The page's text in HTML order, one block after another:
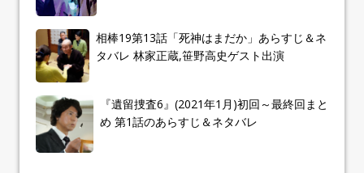
相棒19第13話「死神はまだか」あらすじ＆ネ
タバレ 林家正蔵,笹野高史ゲスト出演
『遺留捜査6』(2021年1月)初回～最終回まと
め 第1話のあらすじ＆ネタバレ